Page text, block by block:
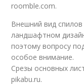
roomble.com.
Внешний вид
ландшафтном
поэтому вопросу
особое внимание.
Срезы основных
pikabu.ru.